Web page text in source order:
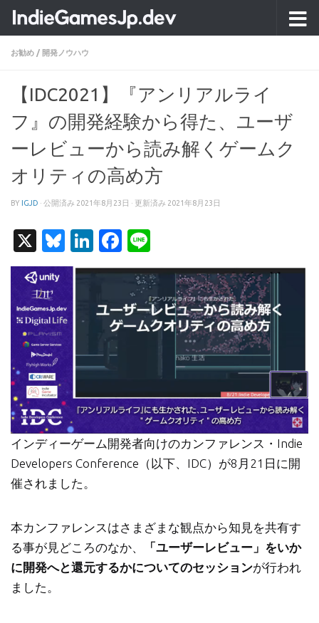
コンテンツへスキップ
お勧め / 開発ノウハウ
【IDC2021】『アンリアルライ
フ』の開発経験から得た、ユーザ
ーレビューから読み解くゲームク
オリティの高め方
BY IGJD · 公開済み 2021年8月23日 · 更新済み 2021年8月23日
X Bluesky
LinkedIn
Facebook
インディーゲーム開発者向けのカンファレンス・Indie
Developers Conference（以下、IDC）が8月21日に開
催されました。
本カンファレンスはさまざまな観点から知見を共有す
る事が見どころのなか、
「ユーザーレビュー」をいか
に開発へと還元するかについてのセッションが行われ
ました。